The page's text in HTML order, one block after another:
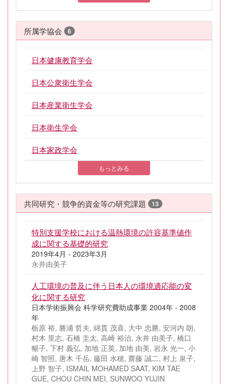
所属学協会 6
日本健康教育学会
日本公衆衛生学会
日本産業衛生学会
日本衛生学会
日本家政学会
もっとみる
共同研究・競争的資金等の研究課題 13
特別支援学校における温熱環境の許容基準値作
成に関する基礎的研究
2019年4月 - 2023年3月
永井由美子
人工環境の普及に伴う日本人の環境適応能の変
化に関する研究
日本学術振興会 科学研究費助成事業 2004年 - 2008
年
栃原 裕, 勝浦 哲夫, 綿貫 茂喜, 大中 忠勝, 安河内 朗,
村木 里志, 石橋 圭太, 高崎 裕治, 永井 由美子, 橋口
暢子, 下村 義弘, 加地 正英, 加地 由美, 岩永 光一, 小
崎 智照, 唐木 千岳, 藤田 水穂, 齋藤 誠二, 村上 泉子,
上野 智子, ISMAIL MOHAMED SAAT, KIM TAE
GUE, CHOU CHIN MEI, SUNWOO YUJIN